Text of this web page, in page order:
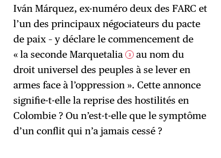
Iván Márquez, ex-numéro deux des FARC et
l’un des principaux négociateurs du pacte
de paix – y déclare le commencement de
« la seconde Marquetalia 3
au nom du
droit universel des peuples à se lever en
armes face à l’oppression ». Cette annonce
signifie-t-elle la reprise des hostilités en
Colombie ? Ou n’est-t-elle que le symptôme
d’un conflit qui n’a jamais cessé ?